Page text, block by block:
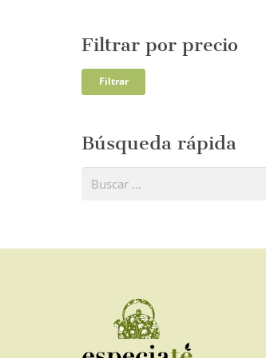
Filtrar por precio
Filtrar
Búsqueda rápida
Buscar: